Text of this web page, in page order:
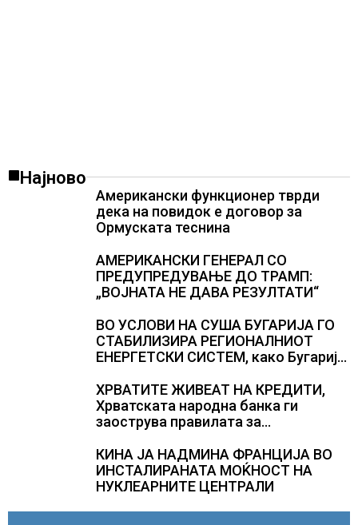
Најново
Американски функционер тврди
дека на повидок е договор за
Ормуската теснина
АМЕРИКАНСКИ ГЕНЕРАЛ СО
ПРЕДУПРЕДУВАЊЕ ДО ТРАМП:
„ВОЈНАТА НЕ ДАВА РЕЗУЛТАТИ“
ВО УСЛОВИ НА СУША БУГАРИЈА ГО
СТАБИЛИЗИРА РЕГИОНАЛНИОТ
ЕНЕРГЕТСКИ СИСТЕМ, како Бугарија
складирање на енергија од батерии
ХРВАТИТЕ ЖИВЕАТ НА КРЕДИТИ,
Хрватската народна банка ги
заострува правилата за
зголемени ризици во финансискиот
систем
КИНА ЈА НАДМИНА ФРАНЦИЈА ВО
ИНСТАЛИРАНАТА МОЌНОСТ НА
НУКЛЕАРНИТЕ ЦЕНТРАЛИ